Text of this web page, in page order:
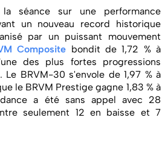
séance sur une performance
un nouveau record historique
par un puissant mouvement
Composite bondit de 1,72 % à
des plus fortes progressions
Le BRVM-30 s'envole de 1,97 % à
le BRVM Prestige gagne 1,83 % à
a été sans appel avec 28
seulement 12 en baisse et 7